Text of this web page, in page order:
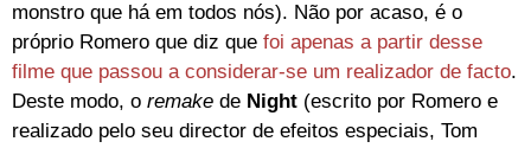
monstro que há em todos nós). Não por acaso, é o
próprio Romero que diz que foi apenas a partir desse
filme que passou a considerar-se um realizador de facto.
Deste modo, o remake de Night (escrito por Romero e
realizado pelo seu director de efeitos especiais, Tom